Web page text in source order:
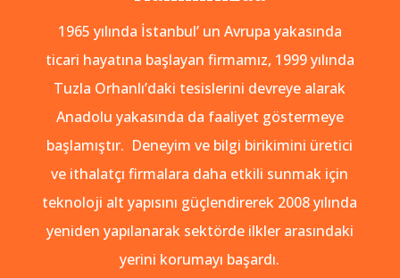
1965 yılında İstanbul’ un Avrupa yakasında
ticari hayatına başlayan firmamız, 1999 yılında
Tuzla Orhanlı’daki tesislerini devreye alarak
Anadolu yakasında da faaliyet göstermeye
başlamıştır. Deneyim ve bilgi birikimini üretici
ve ithalatçı firmalara daha etkili sunmak için
teknoloji alt yapısını güçlendirerek 2008 yılında
yeniden yapılanarak sektörde ilkler arasındaki
yerini korumayı başardı.